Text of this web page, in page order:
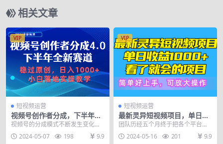
相关文章
VIP
短视频运营
视频号创作者分成，下半年全
新赛道，稳过原创 日入1000
+小白落地实操教学
视频号的分成模式不断发生变化，
以前是根据播放量，现在主要以评
论互动和点赞量为主 ...
2024-05-07 198 9.9
VIP
短视频运营
最新灵异短视频项目，单日收
益1000+看了就会的项目，简
单好上手可放大操作
团队历经五个月终于把各个平台的
创作者分成计划测试出来了，我们
深耕5个月，同步更新...
2024-05-16 201 9.9